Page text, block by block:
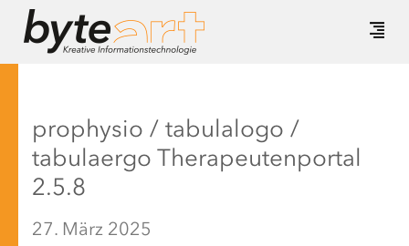
prophysio / tabulalogo /
tabulaergo Therapeutenportal
2.5.8
27. März 2025